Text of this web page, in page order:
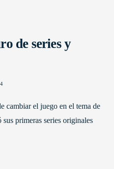
de series y
cambiar el juego en el tema de
primeras series originales